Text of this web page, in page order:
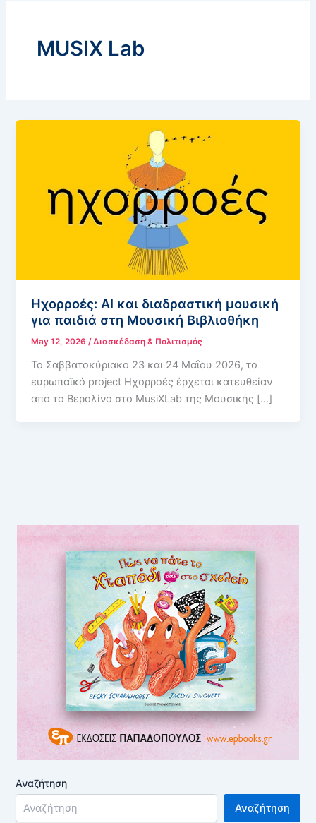
MUSIX Lab
Ηχορροές: AI και διαδραστική μουσική
για παιδιά στη Μουσική Βιβλιοθήκη
May 12, 2026 /Διασκέδαση & Πολιτισμός
Το Σαββατοκύριακο 23 και 24 Μαΐου 2026, το
ευρωπαϊκό project Ηχορροές έρχεται κατευθείαν
από το Βερολίνο στο MusiXLab της Μουσικής […]
Αναζήτηση
Αναζήτηση